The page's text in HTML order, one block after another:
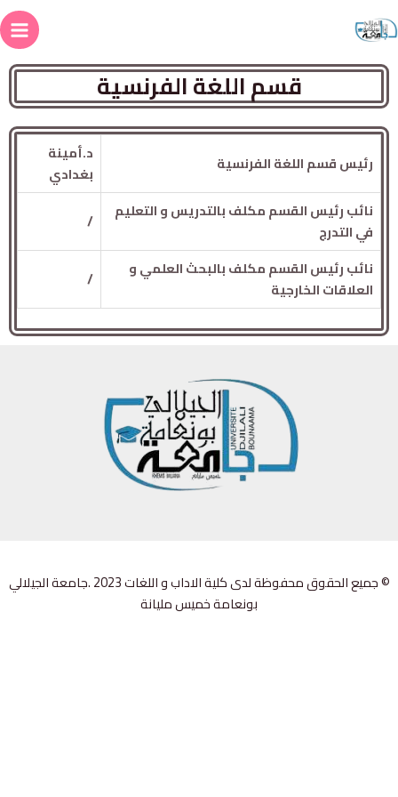
قسم اللغة الفرنسية
رئيس قسم اللغة الفرنسية
د.أمينة
بغدادي
نائب رئيس القسم مكلف بالتدريس و التعليم
في التدرج
/
نائب رئيس القسم مكلف بالبحث العلمي و
العلاقات الخارجية
/
© جميع الحقوق محفوظة لدى كلية الاداب و اللغات 2023 .جامعة الجيلالي
بونعامة خميس مليانة